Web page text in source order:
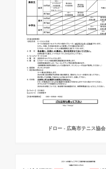
ドロー - 広島市テニス協会